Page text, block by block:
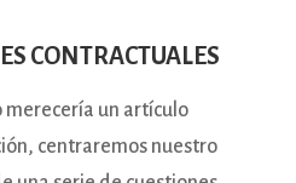
CONTRACTUALES
un artículo
centraremos nuestro